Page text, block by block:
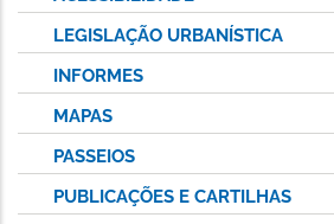
LEGISLAÇÃO URBANÍSTICA
INFORMES
MAPAS
PASSEIOS
PUBLICAÇÕES E CARTILHAS